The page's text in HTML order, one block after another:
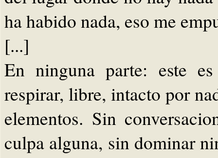
ha habido nada, eso me
[...]
En ninguna parte: este
respirar, libre, intacto por
elementos. Sin
culpa alguna, sin dominar